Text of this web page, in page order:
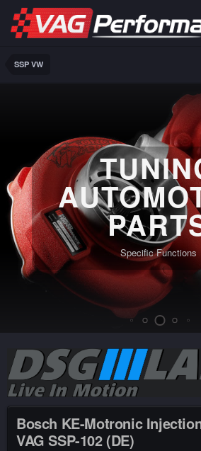
SSP VW
Specific Functions
Bosch KE-Motronic
VAG SSP-102 (DE)